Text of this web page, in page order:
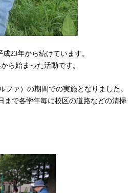
23年から続けています。
ら始まった活動です。
ァ）の期間での実施となりました。
まで各学年毎に校区の道路などの清掃